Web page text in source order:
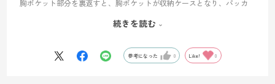
胸ポケット部分を裏返すと、胸ポケットが収納ケースとなり、パッカ
い工夫があります。
続きを読む
参考になった 0 Like! 0